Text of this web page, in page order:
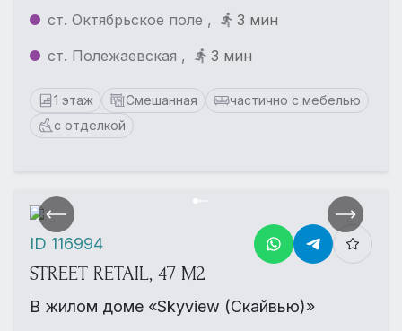
ст. Октябрьское поле ,
3 мин
ст. Полежаевская ,
3 мин
1 этаж Смешанная
частично с мебелью
с отделкой
STREET RETAIL, 47 М2
В жилом доме «Skyview (Скайвью)»
ID 116994